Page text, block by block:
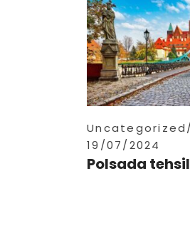
Uncategorized
19/07/2024
Polsada tehsil